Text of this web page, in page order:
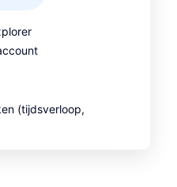
(tijdsverloop,